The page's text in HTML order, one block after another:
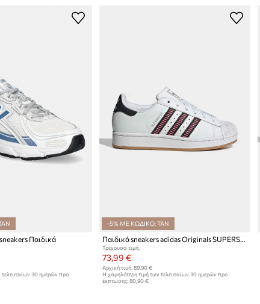
Παιδικά
τελευταίων 30 ημερών προ
-5% ΜΕ ΚΩΔΙΚΟ: TAN
Παιδικά sneakers adidas Originals SUPERSTAR II
Τρέχουσα τιμή:
73,99 €
Αρχική τιμή: 89,90 €
Η χαμηλότερη τιμή των τελευταίων 30 ημερών προ
έκπτωσης: 80,90 €